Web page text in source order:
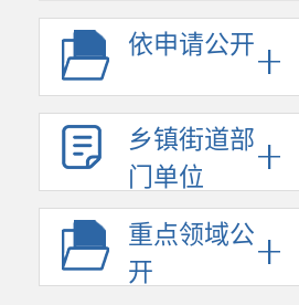
依申请公开
乡镇街道部
门单位
重点领域公
开